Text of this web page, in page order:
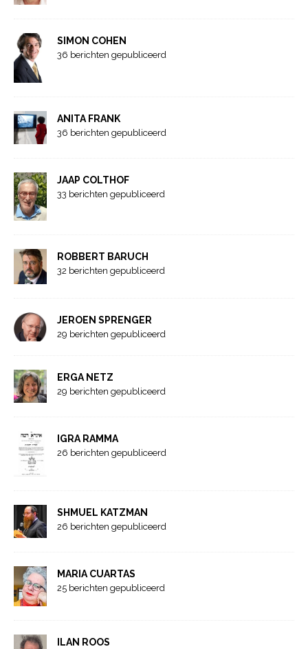
SIMON COHEN
36 berichten gepubliceerd
ANITA FRANK
36 berichten gepubliceerd
JAAP COLTHOF
33 berichten gepubliceerd
ROBBERT BARUCH
32 berichten gepubliceerd
JEROEN SPRENGER
29 berichten gepubliceerd
ERGA NETZ
29 berichten gepubliceerd
IGRA RAMMA
26 berichten gepubliceerd
SHMUEL KATZMAN
26 berichten gepubliceerd
MARIA CUARTAS
25 berichten gepubliceerd
ILAN ROOS